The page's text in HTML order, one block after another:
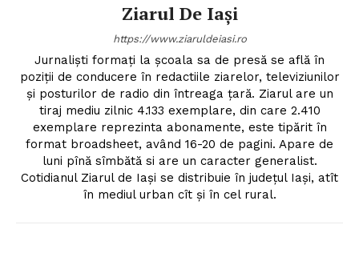
Ziarul De Iași
https://www.ziaruldeiasi.ro
Jurnalişti formaţi la şcoala sa de presă se află în
poziţii de conducere în redactiile ziarelor, televiziunilor
şi posturilor de radio din întreaga ţară. Ziarul are un
tiraj mediu zilnic 4.133 exemplare, din care 2.410
exemplare reprezinta abonamente, este tipărit în
format broadsheet, având 16-20 de pagini. Apare de
luni pînă sîmbătă si are un caracter generalist.
Cotidianul Ziarul de Iaşi se distribuie în judeţul Iaşi, atît
în mediul urban cît şi în cel rural.